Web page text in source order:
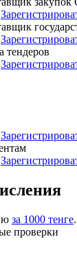
тендеров
за 1000 тенге
проверки